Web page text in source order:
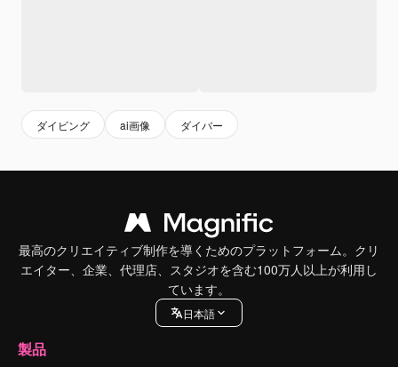
ダイビング ai画像 ダイバー
最高のクリエイティブ制作を導くためのプラットフォーム。クリ
エイター、企業、代理店、スタジオを含む100万人以上が利用し
ています。
日本語
製品